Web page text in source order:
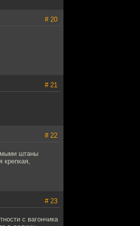
# 20
# 21
# 22
штаны
крепкая,
# 23
с вагончика